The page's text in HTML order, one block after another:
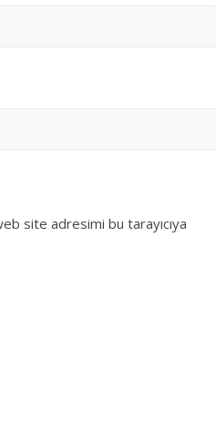
site adresimi bu tarayıcıya